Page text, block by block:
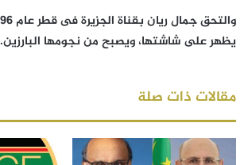
يظهر على شاشتها، ويصبح من نجومها البارزين.
مقالات ذات صلة